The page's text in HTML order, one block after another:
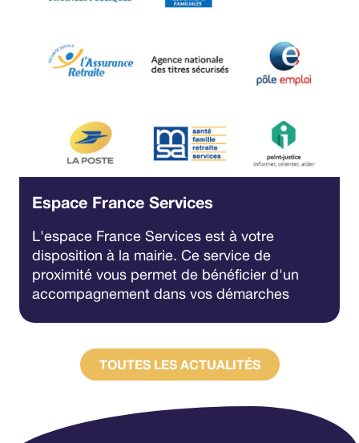
Espace France Services
L'espace France Services est à votre
disposition à la mairie. Ce service de
proximité vous permet de bénéficier d'un
accompagnement dans vos démarches
TOUTES LES ACTUALITÉS